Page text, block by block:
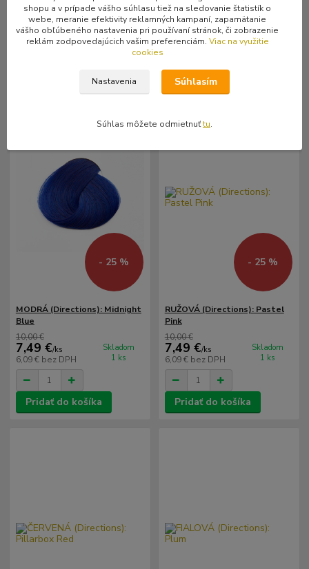
7,49 €/ks
6,09 €bez DPH
Skladom
1 ks
7,49 €/ks
6,09 €bez DPH
Skladom
1 ks
- 25 %
MODRÁ (Directions): Midnight
Blue
10,00 €
7,49 €/ks
6,09 € bez DPH
Skladom
1 ks
Pridať do košíka
- 25 %
RUŽOVÁ (Directions): Pastel
Pink
10,00 €
7,49 €/ks
6,09 € bez DPH
Skladom
1 ks
Pridať do košíka
shopu a v prípade vášho súhlasu tiež na sledovanie štatistík o
webe, meranie efektivity reklamných kampaní, zapamätanie
vášho obľúbeného nastavenia pri používaní stránok, či zobrazenie
reklám zodpovedajúcich vašim preferenciám. Viac na využitie
cookies
Nastavenia Súhlasím
Súhlas môžete odmietnuťtu.